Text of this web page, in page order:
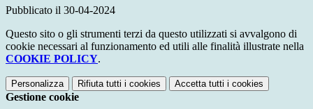
Pubblicato il 30-04-2024
Questo sito o gli strumenti terzi da questo utilizzati si avvalgono di
cookie necessari al funzionamento ed utili alle finalità illustrate nella
COOKIE POLICY.
Personalizza Rifiuta tutti i cookies Accetta tutti i cookies
Gestione cookie